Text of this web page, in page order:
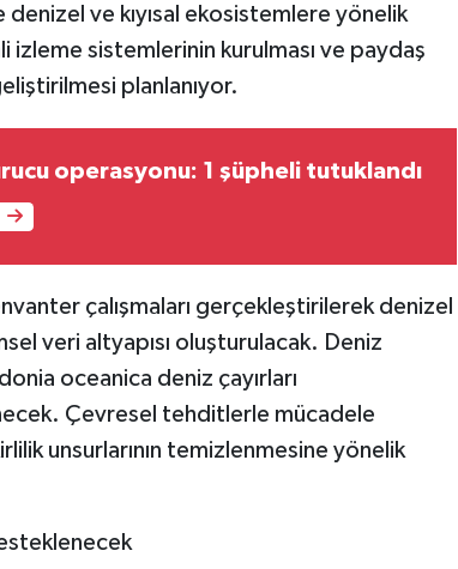
ve kıyısal ekosistemlere yönelik
sistemlerinin kurulması ve paydaş
planlanıyor.
operasyonu: 1 şüpheli tutuklandı
çalışmaları gerçekleştirilerek denizel
veri altyapısı oluşturulacak. Deniz
oceanica deniz çayırları
Çevresel tehditlerle mücadele
unsurlarının temizlenmesine yönelik